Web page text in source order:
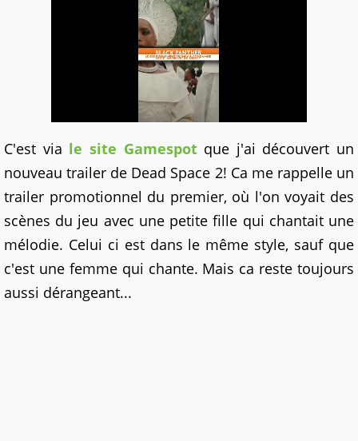
C'est via le site Gamespotque j'ai découvert un
nouveau trailer de Dead Space 2! Ca me rappelle un
trailer promotionnel du premier, où l'on voyait des
scènes du jeu avec une petite fille qui chantait une
mélodie. Celui ci est dans le même style, sauf que
c'est une femme qui chante. Mais ca reste toujours
aussi dérangeant...